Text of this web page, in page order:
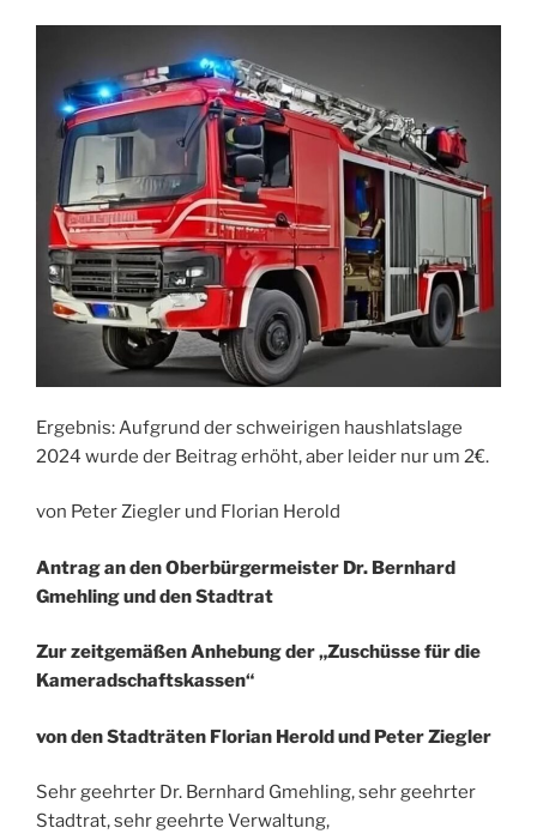
Ergebnis: Aufgrund der schweirigen haushlatslage
2024 wurde der Beitrag erhöht, aber leider nur um 2€.
von Peter Ziegler und Florian Herold
Antrag an den Oberbürgermeister Dr. Bernhard
Gmehling und den Stadtrat
Zur zeitgemäßen Anhebung der „Zuschüsse für die
Kameradschaftskassen“
von den Stadträten Florian Herold und Peter Ziegler
Sehr geehrter Dr. Bernhard Gmehling, sehr geehrter
Stadtrat, sehr geehrte Verwaltung,